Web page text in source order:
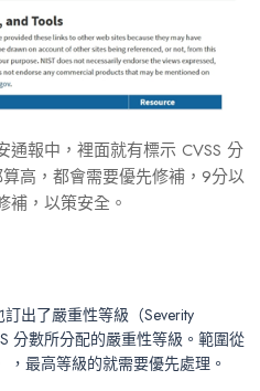
通報中，裡面就有標示 CVSS 分
高，都會需要優先修補，9分以
補，以策安全。
出了嚴重性等級（Severity
分數所分配的嚴重性等級。範圍從
，最高等級的就需要優先處理。